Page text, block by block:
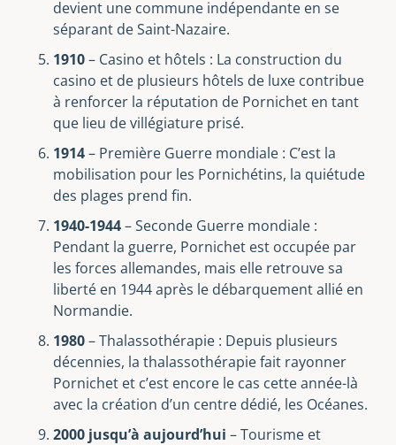
devient une commune indépendante en se
séparant de Saint-Nazaire.
1910– Casino et hôtels : La construction du
casino et de plusieurs hôtels de luxe contribue
à renforcer la réputation de Pornichet en tant
que lieu de villégiature prisé.
1914– Première Guerre mondiale : C’est la
mobilisation pour les Pornichétins, la quiétude
des plages prend fin.
1940-1944– Seconde Guerre mondiale :
Pendant la guerre, Pornichet est occupée par
les forces allemandes, mais elle retrouve sa
liberté en 1944 après le débarquement allié en
Normandie.
1980– Thalassothérapie : Depuis plusieurs
décennies, la thalassothérapie fait rayonner
Pornichet et c’est encore le cas cette année-là
avec la création d’un centre dédié, les Océanes.
2000 jusqu’à aujourd’hui – Tourisme et